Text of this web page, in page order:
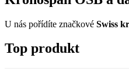
U nás pořídíte značkové Swiss
Top produkt